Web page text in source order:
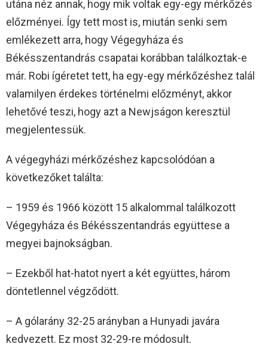
utána néz annak, hogy mik voltak egy-egy mérkőzés
előzményei. Így tett most is, miután senki sem
emlékezett arra, hogy Végegyháza és
Békésszentandrás csapatai korábban találkoztak-e
már. Robi ígéretet tett, ha egy-egy mérkőzéshez talál
valamilyen érdekes történelmi előzményt, akkor
lehetővé teszi, hogy azt a Newjságon keresztül
megjelentessük.
A végegyházi mérkőzéshez kapcsolódóan a
következőket találta:
– 1959 és 1966 között 15 alkalommal találkozott
Végegyháza és Békésszentandrás együttese a
megyei bajnokságban.
– Ezekből hat-hatot nyert a két együttes, három
döntetlennel végződött.
– A gólarány 32-25 arányban a Hunyadi javára
kedvezett. Ez most 32-29-re módosult.